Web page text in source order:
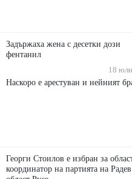
Задържаха жена с десетки дози
фентанил
18
Наскоро е арестуван и нейният
Георги Стоилов е избран за
координатор на партията на